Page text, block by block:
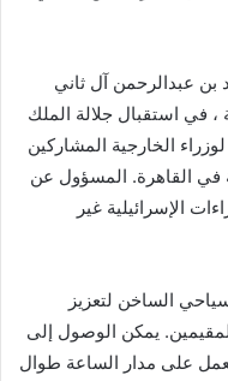
بن عبدالرحمن آل ثاني
في استقبال جلالة الملك
الخارجية المشاركين
في القاهرة. المسؤول عن
الإسرائيلية غير
الساخن لتعزيز
يمكن الوصول إلى
الساخن الجديد على الرقم 106 ويعمل على مدار الساعة طوال